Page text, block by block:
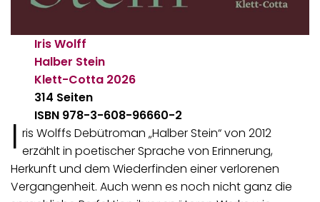
Iris Wolff
Halber Stein
Klett-Cotta 2026
314 Seiten
ISBN 978-3-608-96660-2
I ris Wolffs Debütroman „Halber Stein“ von 2012
erzählt in poetischer Sprache von Erinnerung,
Herkunft und dem Wiederfinden einer verlorenen
Vergangenheit. Auch wenn es noch nicht ganz die